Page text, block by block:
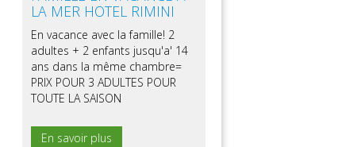
LA MER HOTEL RIMINI
En vacance avec la famille! 2
adultes + 2 enfants jusqu'a' 14
ans dans la même chambre=
PRIX POUR 3 ADULTES POUR
TOUTE LA SAISON
En savoir plus